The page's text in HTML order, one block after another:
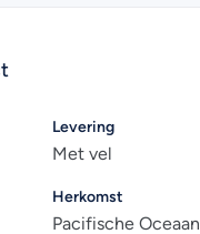
Levering
Met vel
Herkomst
Pacifische Oceaan